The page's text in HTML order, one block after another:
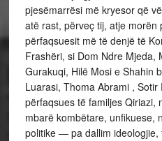
pjesëmarrësi më kryesor që
atë rast, përveç tij, atje morën
përfaqsuesit më të denjë të
Frashëri, si Dom Ndre Mjeda,
Gurakuqi, Hilë Mosi e Shahin
Luarasi, Thoma Abrami , Sotir
përfaqsues të familjes Qiriazi,
mbarë kombëtare, unfikuese,
politike — pa dallim ideologjie,